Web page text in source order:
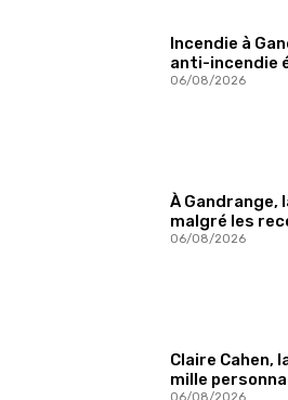
Incendie à
anti-incendie
06/08/2026
À Gandrange,
malgré les
06/08/2026
Claire Cahen,
mille